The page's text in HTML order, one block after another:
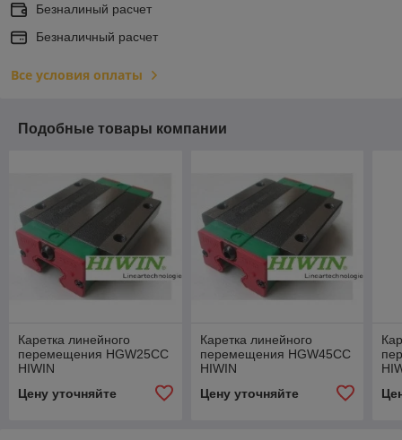
Безналиный расчет
Безналичный расчет
Все условия оплаты
Подобные товары компании
Каретка линейного
перемещения HGW25CC
HIWIN
Цену уточняйте
Каретка линейного
перемещения HGW45CC
HIWIN
Цену уточняйте